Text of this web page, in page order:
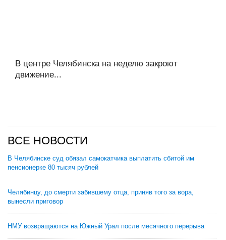
В центре Челябинска на неделю закроют
движение...
ВСЕ НОВОСТИ
В Челябинске суд обязал самокатчика выплатить сбитой им
пенсионерке 80 тысяч рублей
Челябинцу, до смерти забившему отца, приняв того за вора,
вынесли приговор
НМУ возвращаются на Южный Урал после месячного перерыва